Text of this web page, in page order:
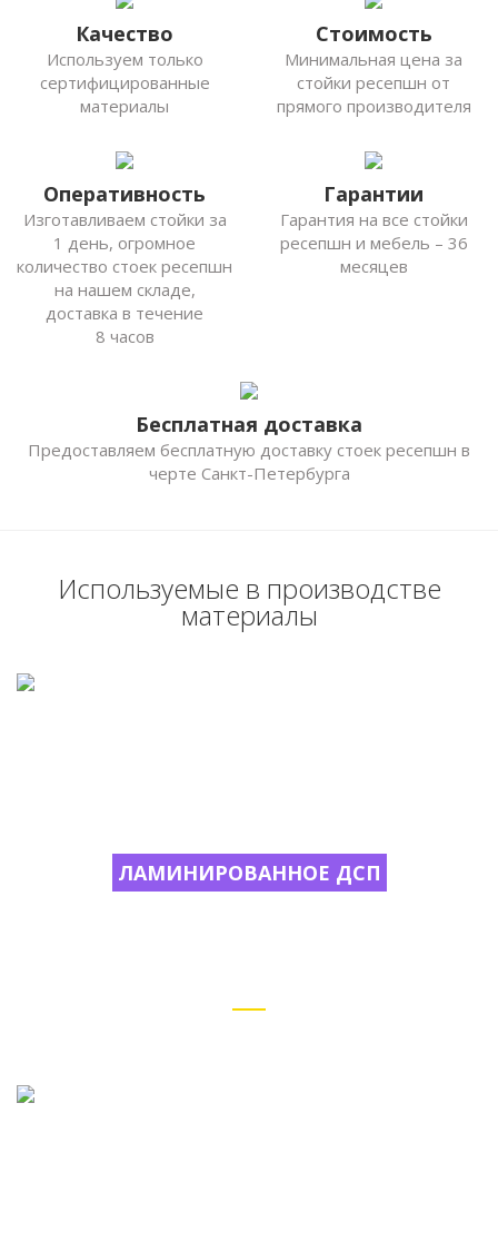
Качество
Используем только
сертифицированные
материалы
Стоимость
Минимальная цена за
стойки ресепшн от
прямого производителя
Оперативность
Изготавливаем стойки за
1 день, огромное
количество стоек ресепшн
на нашем складе,
доставка в течение
8 часов
Гарантии
Гарантия на все стойки
ресепшн и мебель – 36
месяцев
Бесплатная доставка
Предоставляем бесплатную доставку стоек ресепшн в
черте Санкт-Петербурга
Используемые в производстве
материалы
ЛАМИНИРОВАННОЕ ДСП